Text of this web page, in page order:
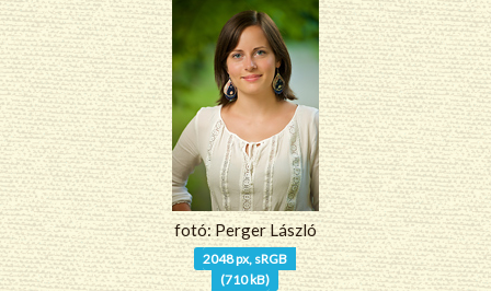
fotó: Perger László
2048 px, sRGB
(710 kB)